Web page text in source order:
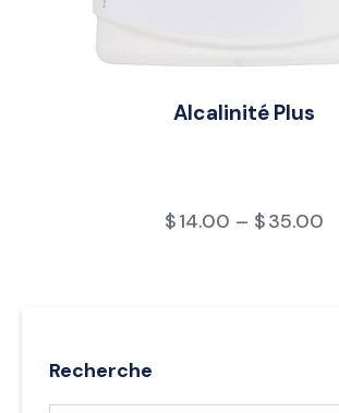
Alcalinité Plus
$14.00 – $35.00
Recherche